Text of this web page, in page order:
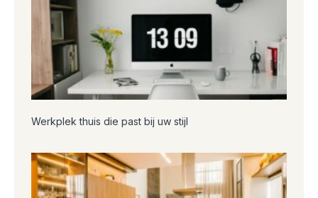
Werkplek thuis die past bij uw stijl